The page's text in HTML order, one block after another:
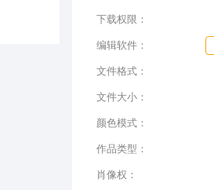
下载权限：
编辑软件：
文件格式：
文件大小：
颜色模式：
作品类型：
肖像权：